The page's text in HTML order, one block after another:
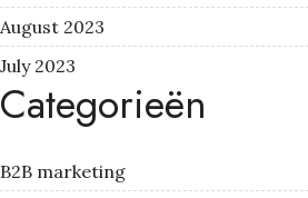
August 2023
July 2023
Categorieën
B2B marketing